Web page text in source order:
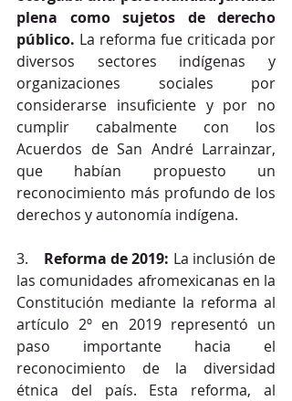
plena como sujetos de derecho
público. La reforma fue criticada por
diversos sectores indígenas y
organizaciones sociales por
considerarse insuficiente y por no
cumplir cabalmente con los
Acuerdos de San André Larrainzar,
que habían propuesto un
reconocimiento más profundo de los
derechos y autonomía indígena.
3. Reforma de 2019: La inclusión de
las comunidades afromexicanas en la
Constitución mediante la reforma al
artículo 2º en 2019 representó un
paso importante hacia el
reconocimiento de la diversidad
étnica del país. Esta reforma, al